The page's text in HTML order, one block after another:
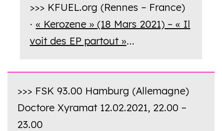
>>> KFUEL.org (Rennes – France)
· « Kerozene » (18 Mars 2021) – « Il
voit des EP partout »…
>>> FSK 93.00 Hamburg (Allemagne)
Doctore Xyramat 12.02.2021, 22.00 –
23.00